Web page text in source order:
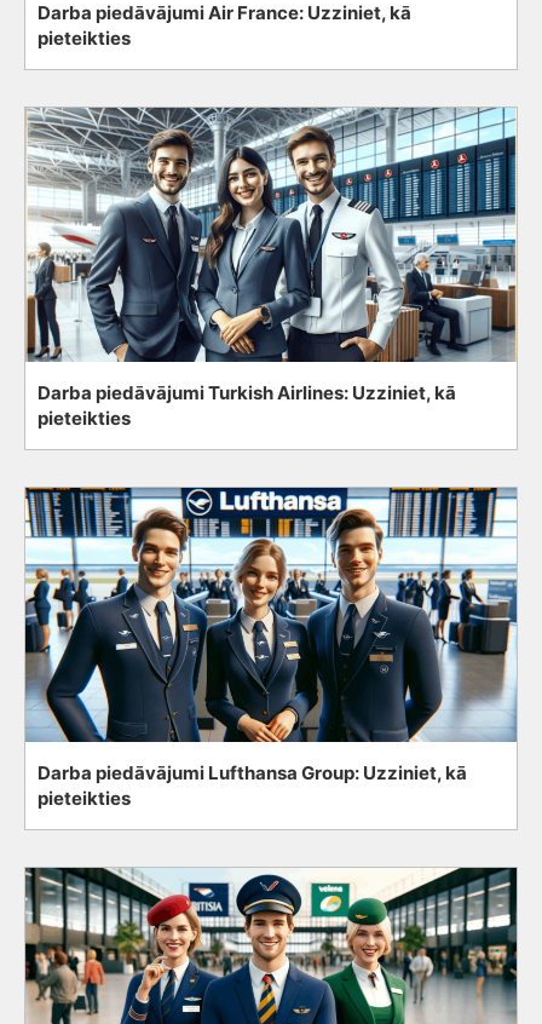
Darba piedāvājumi Air France: Uzziniet, kā
pieteikties
Darba piedāvājumi Turkish Airlines: Uzziniet, kā
pieteikties
Darba piedāvājumi Lufthansa Group: Uzziniet, kā
pieteikties